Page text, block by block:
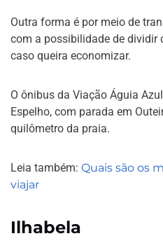
Outra forma é por meio de
com a possibilidade de dividir
caso queira economizar.
O ônibus da Viação Águia
Espelho, com parada em
quilômetro da praia.
Leia também: Quais são os
viajar
Ilhabela